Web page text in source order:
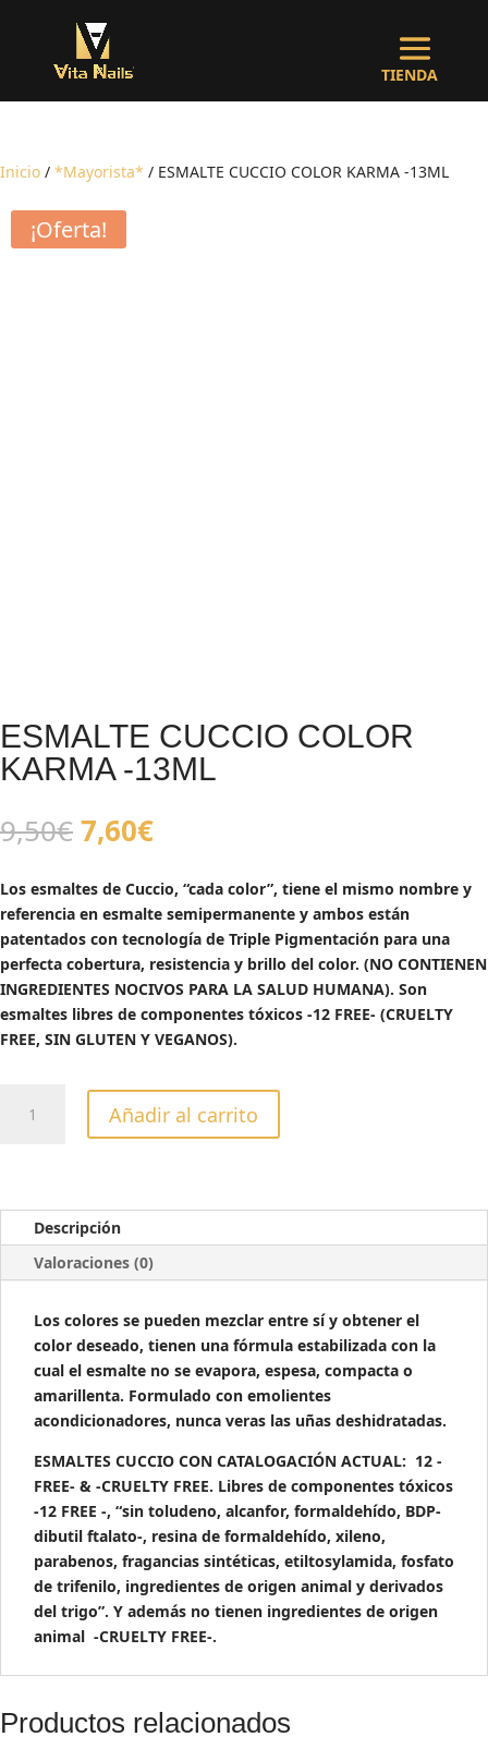
Inicio / *Mayorista* / ESMALTE CUCCIO COLOR KARMA -13ML
¡Oferta!
ESMALTE CUCCIO COLOR
KARMA -13ML
9,50€El
precio
original
era:
9,50€.
7,60€El
actual
es:
7,60€.
Los esmaltes de Cuccio, “cada color”, tiene el mismo nombre y
referencia en esmalte semipermanente y ambos están
patentados con tecnología de Triple Pigmentación para una
perfecta cobertura, resistencia y brillo del color. (NO CONTIENEN
INGREDIENTES NOCIVOS PARA LA SALUD HUMANA). Son
esmaltes libres de componentes tóxicos -12 FREE- (CRUELTY
FREE, SIN GLUTEN Y VEGANOS).
CUCCIO
cantidad
Añadir al carrito
Descripción
Valoraciones (0)
Los colores se pueden mezclar entre sí y obtener el
color deseado, tienen una fórmula estabilizada con la
cual el esmalte no se evapora, espesa, compacta o
amarillenta. Formulado con emolientes
acondicionadores, nunca veras las uñas deshidratadas.
ESMALTES CUCCIO CON CATALOGACIÓN ACTUAL: 12 -
FREE- & -CRUELTY FREE. Libres de componentes tóxicos
-12 FREE -, “sin toludeno, alcanfor, formaldehído, BDP-
dibutil ftalato-, resina de formaldehído, xileno,
parabenos, fragancias sintéticas, etiltosylamida, fosfato
de trifenilo, ingredientes de origen animal y derivados
del trigo”. Y además no tienen ingredientes de origen
animal -CRUELTY FREE-.
Productos relacionados